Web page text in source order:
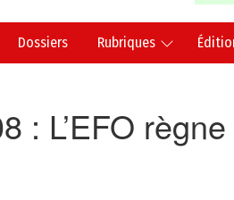
Dossiers Rubriques
: L’EFO